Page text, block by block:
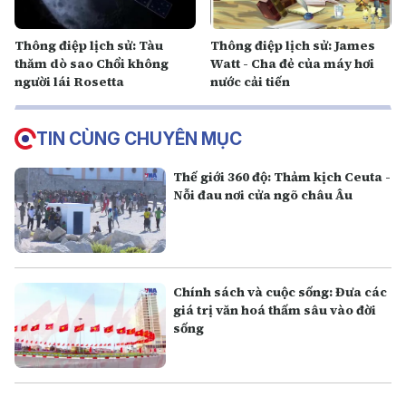
Thông điệp lịch sử: Tàu
thăm dò sao Chổi không
người lái Rosetta
Thông điệp lịch sử: James
Watt - Cha đẻ của máy hơi
nước cải tiến
TIN CÙNG CHUYÊN MỤC
Thế giới 360 độ: Thảm kịch Ceuta -
Nỗi đau nơi cửa ngõ châu Âu
Chính sách và cuộc sống: Đưa các
giá trị văn hoá thấm sâu vào đời
sống